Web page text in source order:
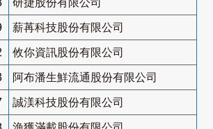
薪苒科技股份有限公司
攸你資訊股份有限公司
阿布潘生鮮流通股份有限公司
誠渼科技股份有限公司